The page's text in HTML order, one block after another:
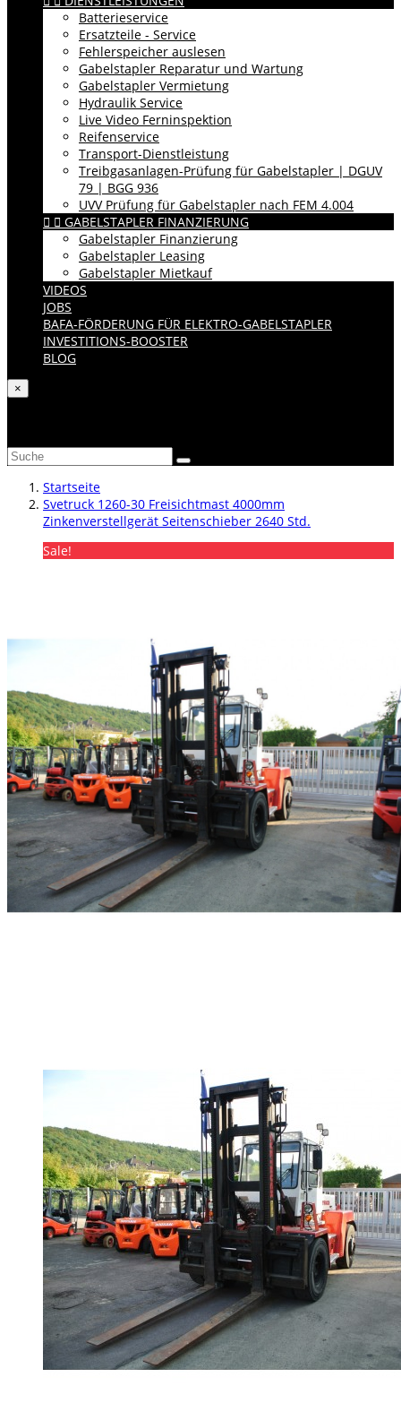
Batterieservice
Ersatzteile - Service
Fehlerspeicher auslesen
Gabelstapler Reparatur und Wartung
Gabelstapler Vermietung
Hydraulik Service
Live Video Ferninspektion
Reifenservice
Transport-Dienstleistung
Treibgasanlagen-Prüfung für Gabelstapler | DGUV
79 | BGG 936
UVV Prüfung für Gabelstapler nach FEM 4.004
  GABELSTAPLER FINANZIERUNG
Gabelstapler Finanzierung
Gabelstapler Leasing
Gabelstapler Mietkauf
VIDEOS
JOBS
BAFA-FÖRDERUNG FÜR ELEKTRO-GABELSTAPLER
INVESTITIONS-BOOSTER
BLOG
×
Startseite
Svetruck 1260-30 Freisichtmast 4000mm
Zinkenverstellgerät Seitenschieber 2640 Std.
Sale!